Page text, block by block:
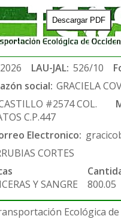
Descargar PDF
LAU-JAL: 526/10
social: GRACIELA
#2574 COL.
C.P.447
Electronico:
CORTES
Y SANGRE
800.05
Ecológica de